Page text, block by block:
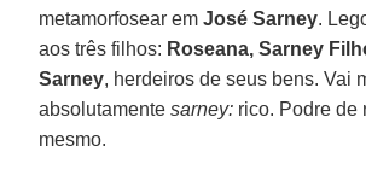
metamorfosear em José Sarney.
aos três filhos: Roseana, Sarney
Sarney, herdeiros de seus bens. Vai
absolutamentesarney: rico. Podre de
mesmo.